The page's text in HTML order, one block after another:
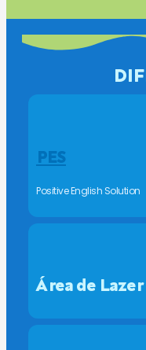
PES
Positive English Solution
Área de Lazer